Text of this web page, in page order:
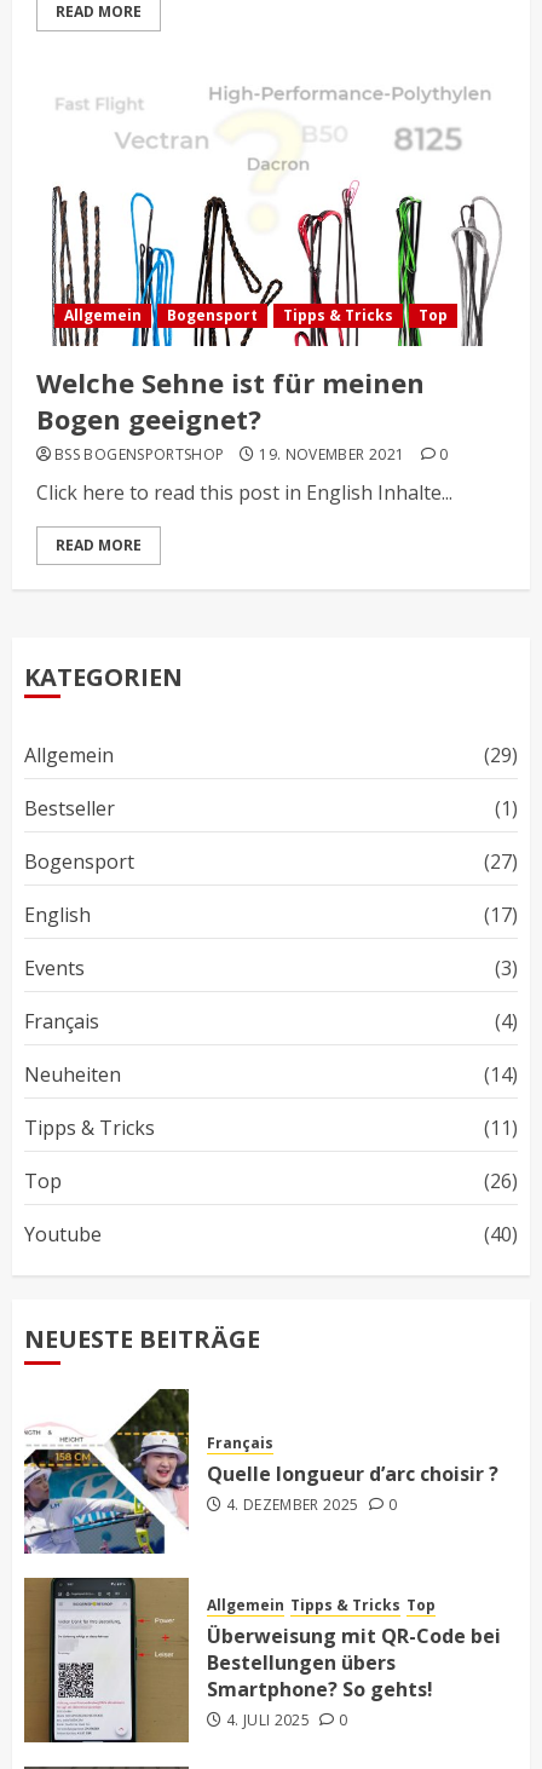
READ MORE
Allgemein Bogensport Tipps & Tricks Top
Welche Sehne ist für meinen
Bogen geeignet?
BSS BOGENSPORTSHOP 19. NOVEMBER 2021 0
Click here to read this post in English Inhalte...
READ MORE
KATEGORIEN
Allgemein
(29)
Bestseller
(1)
Bogensport
(27)
English
(17)
Events
(3)
Français
(4)
Neuheiten
(14)
Tipps & Tricks
(11)
Top
(26)
Youtube
(40)
NEUESTE BEITRÄGE
Français
Quelle longueur d’arc choisir ?
4. DEZEMBER 2025 0
Allgemein Tipps & Tricks Top
Überweisung mit QR-Code bei
Bestellungen übers
Smartphone? So gehts!
4. JULI 2025 0